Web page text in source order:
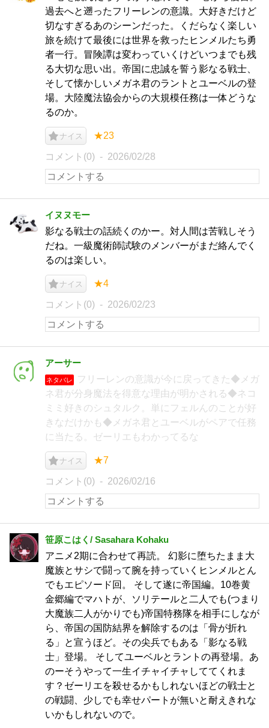
過去へと遡ったフリーレンの意識。大好きだけど
切なすぎるあのシーンだった。くだらなく楽しい
旅を続けて最後には世界を救ったヒンメルたち勇
者一行。冒険譚は変わっていくけどいつまでも残
る大切な思い出。帝国に忠誠を誓う影なる戦士、
そして懐かしいメガネ君のラントとユーベルの登
場。大陸魔法協会からの大規模任務は一体どうな
るのか。
ナイス ★23
コメント(0) 2026/02/28
イヌヌモー
影なる戦士の話続くのかー。対人間は苦戦しそう
だね。一級魔術師試験のメンバーがまだ絡んでく
るのは楽しい。
ナイス ★4
コメント(0) 2026/02/23
アーサー
ネタバレ
フリーレンの意識が今に戻ってきた◆メガ
ネ君が分身魔法を得意な理由が明かされる◆ネコ
ミミ好きのシュタルク。単にフェルんのことが好
きなだけかも◆メガネ君とユーベルがペアで任務
に当たる。ゼーリエもわかってるな
ナイス ★7
コメント(0) 2026/02/16
笹原こはく/ Sasahara Kohaku
アニメ2期に合わせて再読。 幻影に堕ちたまま大
魔族とサシで闘って腕を持っていくヒンメルとん
でもエピソード回。 そして遂に帝国編。10巻黄
金郷編でマハトが、ソリテールと二人でも(つまり
大魔族二人がかりでも)帝国特務隊を相手にしなが
ら、帝国の国防結界を解除するのは「骨が折れ
る」と宣うほど。その尖兵でもある「影なる戦
士」登場。 そしてユーベルとラントの再登場。あ
のーそうやって一生イチャイチャしててくれま
す？ゼーリエを殺せるかもしれないほどの戦士と
の戦闘、少しでも幸せパートが無いと耐えきれな
いかもしれないので。